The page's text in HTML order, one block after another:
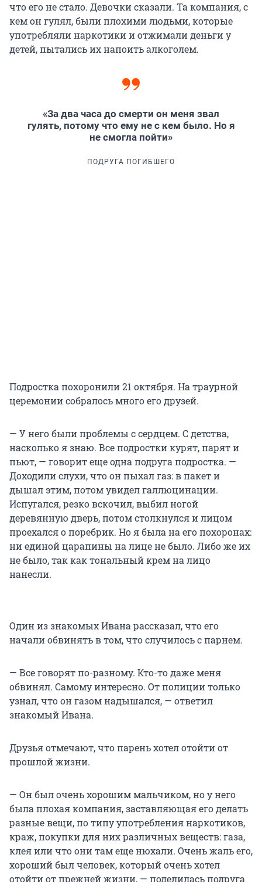
что его не стало. Девочки сказали. Та компания, с
кем он гулял, были плохими людьми, которые
употребляли наркотики и отжимали деньги у
детей, пытались их напоить алкоголем.
«За два часа до смерти он меня звал
гулять, потому что ему не с кем было. Но я
не смогла пойти»
ПОДРУГА ПОГИБШЕГО
Подростка похоронили 21 октября. На траурной
церемонии собралось много его друзей.
— У него были проблемы с сердцем. С детства,
насколько я знаю. Все подростки курят, парят и
пьют, — говорит еще одна подруга подростка. —
Доходили слухи, что он пыхал газ: в пакет и
дышал этим, потом увидел галлюцинации.
Испугался, резко вскочил, выбил ногой
деревянную дверь, потом столкнулся и лицом
проехался о поребрик. Но я была на его похоронах:
ни единой царапины на лице не было. Либо же их
не было, так как тональный крем на лицо
нанесли.
Один из знакомых Ивана рассказал, что его
начали обвинять в том, что случилось с парнем.
— Все говорят по-разному. Кто-то даже меня
обвинял. Самому интересно. От полиции только
узнал, что он газом надышался, — ответил
знакомый Ивана.
Друзья отмечают, что парень хотел отойти от
прошлой жизни.
— Он был очень хорошим мальчиком, но у него
была плохая компания, заставляющая его делать
разные вещи, по типу употребления наркотиков,
краж, покупки для них различных веществ: газа,
клея или что они там еще нюхали. Очень жаль его,
хороший был человек, который очень хотел
отойти от прежней жизни, — поделилась подруга